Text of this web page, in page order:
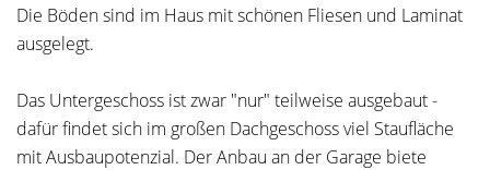
Die Böden sind im Haus mit schönen Fliesen und Laminat
ausgelegt.
Das Untergeschoss ist zwar "nur" teilweise ausgebaut -
dafür findet sich im großen Dachgeschoss viel Staufläche
mit Ausbaupotenzial. Der Anbau an der Garage biete